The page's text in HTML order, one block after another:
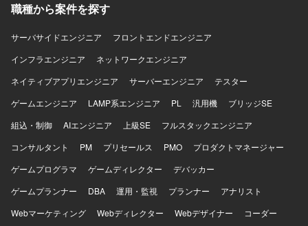
職種から案件を探す
サーバサイドエンジニア
フロントエンドエンジニア
インフラエンジニア
ネットワークエンジニア
ネイティブアプリエンジニア
サーバーエンジニア
テスター
ゲームエンジニア
LAMP系エンジニア PL 汎用機
ブリッジSE
組込・制御
AIエンジニア 上級SE
フルスタックエンジニア
コンサルタント
PM プリセールス PMO
プロダクトマネージャー
ゲームプログラマ
ゲームディレクター
デバッカー
ゲームプランナー
DBA 運用・監視 プランナー
アナリスト
Webマーケティング
Webディレクター Webデザイナー
コーダー